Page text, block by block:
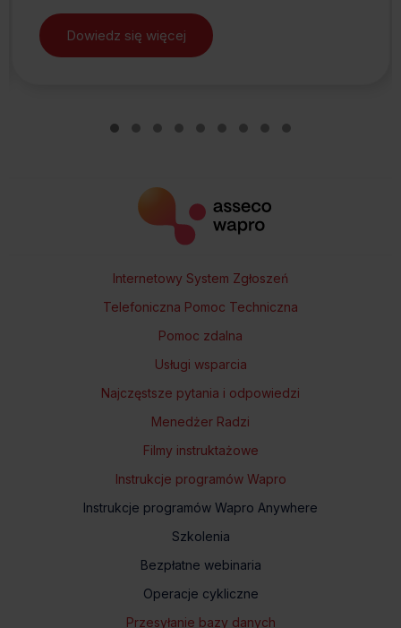
– najczęstsze problemy i konkretne rozwiązania w Wapro
Dowiedz się więcej about Kontrola rabatów i
Internetowy System Zgłoszeń
Telefoniczna Pomoc Techniczna
Pomoc zdalna
Usługi wsparcia
Najczęstsze pytania i odpowiedzi
Menedżer Radzi
Filmy instruktażowe
Instrukcje programów Wapro
Instrukcje programów Wapro Anywhere
Szkolenia
Bezpłatne webinaria
Operacje cykliczne
Przesyłanie bazy danych